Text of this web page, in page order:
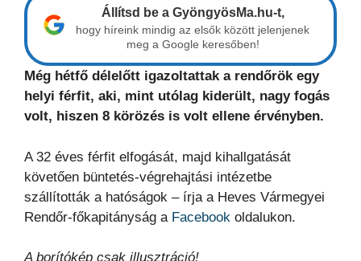
Állítsd be a GyöngyösMa.hu-t,
hogy híreink mindig az elsők között jelenjenek
meg a Google keresőben!
Még hétfő délelőtt igazoltattak a rendőrök egy
helyi férfit, aki, mint utólag kiderült, nagy fogás
volt, hiszen 8 körözés is volt ellene érvényben.
A 32 éves férfit elfogását, majd kihallgatását
követően büntetés-végrehajtási intézetbe
szállították a hatóságok – írja a Heves Vármegyei
Rendőr-főkapitányság a Facebook oldalukon.
A borítókép csak illusztráció!